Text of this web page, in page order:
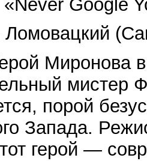
«Never Google
Ломовацкий
Миронова
мистер
порой
Запада.
герой —